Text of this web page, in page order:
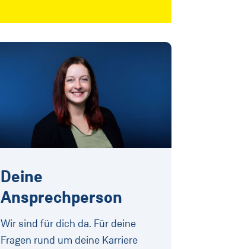
Deine
Ansprechperson
Wir sind für dich da. Für deine
Fragen rund um deine Karriere